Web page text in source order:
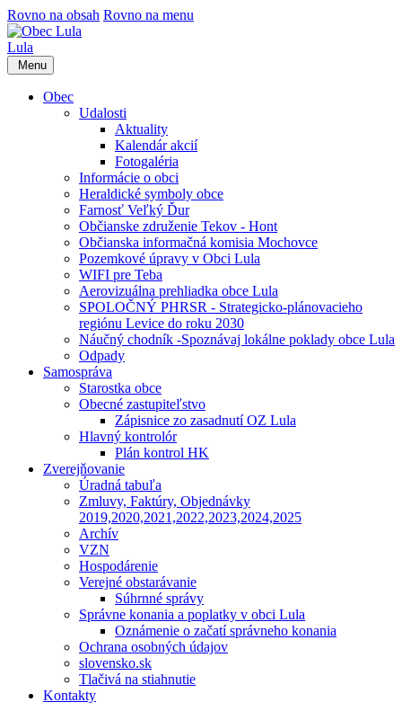
Rovno na obsah Rovno na menu
Lula
Menu
Obec
Udalosti
Aktuality
Kalendár akcií
Fotogaléria
Informácie o obci
Heraldické symboly obce
Farnosť Veľký Ďur
Občianske združenie Tekov - Hont
Občianska informačná komisia Mochovce
Pozemkové úpravy v Obci Lula
WIFI pre Teba
Aerovizuálna prehliadka obce Lula
SPOLOČNÝ PHRSR - Strategicko-plánovacieho
regiónu Levice do roku 2030
Náučný chodník -Spoznávaj lokálne poklady obce Lula
Odpady
Samospráva
Starostka obce
Obecné zastupiteľstvo
Zápisnice zo zasadnutí OZ Lula
Hlavný kontrolór
Plán kontrol HK
Zverejňovanie
Úradná tabuľa
Zmluvy, Faktúry, Objednávky
2019,2020,2021,2022,2023,2024,2025
Archív
VZN
Hospodárenie
Verejné obstarávanie
Súhrnné správy
Správne konania a poplatky v obci Lula
Oznámenie o začatí správneho konania
Ochrana osobných údajov
slovensko.sk
Tlačivá na stiahnutie
Kontakty